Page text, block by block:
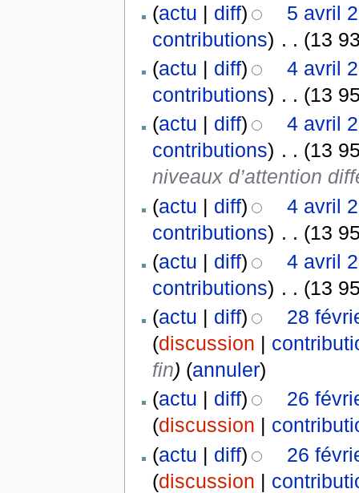
(actu | diff)
5 avril
contributions) . . (13
(actu | diff)
4 avril
contributions) . . (13
(actu | diff)
4 avril
contributions) . . (13
niveaux d’attention
(actu | diff)
4 avril
contributions) . . (13
(actu | diff)
4 avril
contributions) . . (13
(actu | diff)
28
(discussion |
fin) (annuler)
(actu | diff)
26
(discussion |
(actu | diff)
26
(discussion |